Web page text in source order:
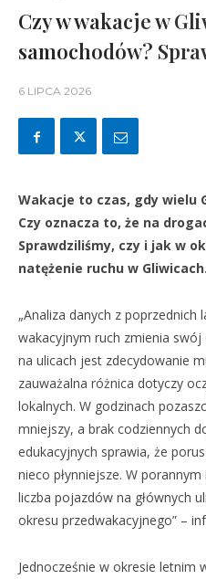
Czy w wakacje w
samochodów?
6 LIPCA 2026
Wakacje to czas, gdy wielu
Czy oznacza to, że na
Sprawdziliśmy, czy i jak w
natężenie ruchu w Gliwicach.
„Analiza danych z
wakacyjnym ruch zmienia
na ulicach jest zdecydowanie
zauważalna różnica dotyczy
lokalnych. W godzinach
mniejszy, a brak codziennych
edukacyjnych sprawia, że
nieco płynniejsze. W
liczba pojazdów na głównych
okresu przedwakacyjnego” –
Jednocześnie w okresie letnim